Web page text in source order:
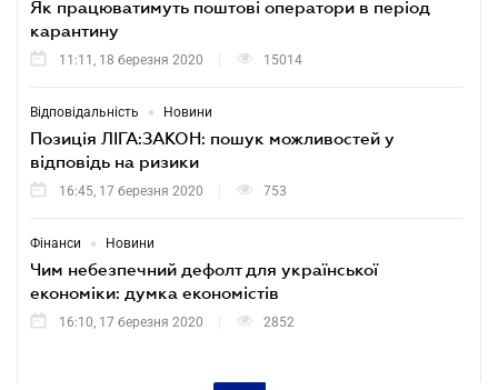
Як працюватимуть поштові оператори в період
карантину
11:11, 18 березня 2020 15014
Відповідальність • Новини
Позиція ЛІГА:ЗАКОН: пошук можливостей у
відповідь на ризики
16:45, 17 березня 2020 753
Фінанси • Новини
Чим небезпечний дефолт для української
економіки: думка економістів
16:10, 17 березня 2020 2852